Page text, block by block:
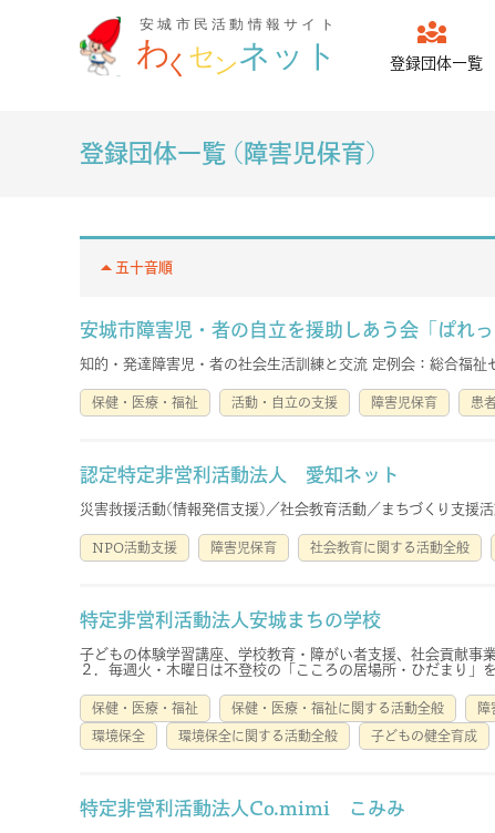
diversity_3
登録団体一覧
登録団体一覧 (障害児保育)
arrow_drop_up五十音順
安城市障害児・者の自立を援助しあう会「ぱれっ
知的・発達障害児・者の社会生活訓練と交流 定例会
保健・医療・福祉 活動・自立の支援 障害児保育 患
認定特定非営利活動法人 愛知ネット
災害救援活動(情報発信支援)／社会教育活動／まちづくり支援
NPO活動支援 障害児保育 社会教育に関する活動全般
特定非営利活動法人安城まちの学校
子どもの体験学習講座、学校教育・障がい者支援、社会貢献事
２．毎週火・木曜日は不登校の「こころの居場所・ひだまり」
保健・医療・福祉 保健・医療・福祉に関する活動全般 障
環境保全 環境保全に関する活動全般 子どもの健全育成
特定非営利活動法人Co.mimi こみみ